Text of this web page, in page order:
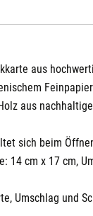
aus
Feinpapier
aus
sich beim
14 cm x 17 cm,
Umschlag und